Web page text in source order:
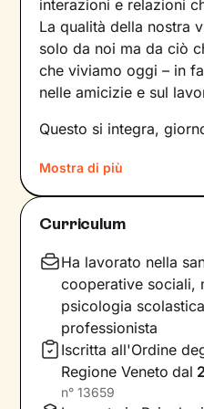
interazioni e relazioni
La qualità della nostra
solo da noi ma da ciò
che viviamo oggi – in
nelle amicizie e sul
Questo si integra,
influire sulle emozioni
comportamenti che
modo in cui
noi, con la nostra
Sul ponte che si crea
quello esterno si
insieme, che andrà a
della tua storia e a
del tuo presente. La
Mostra di più
Curriculum
Ha lavorato nella
cooperative sociali,
psicologia
professionista
Iscritta all'Ordine
Regione Veneto dal
n° 13659